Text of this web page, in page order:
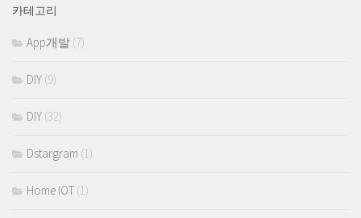
카테고리
App개발 (7)
DIY (9)
DIY (32)
Dstargram (1)
Home IOT (1)